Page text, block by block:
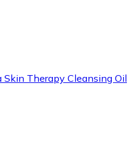
Skin Therapy Cleansing Oil